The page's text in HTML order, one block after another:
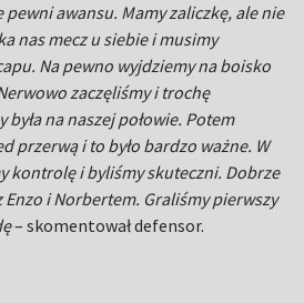
pewni awansu. Mamy zaliczkę, ale nie
nas mecz u siebie i musimy
Na pewno wyjdziemy na boisko
zaczęliśmy i trochę
była na naszej połowie. Potem
przerwą i to było bardzo ważne. W
kontrolę i byliśmy skuteczni. Dobrze
Enzo i Norbertem. Graliśmy pierwszy
– skomentował defensor.